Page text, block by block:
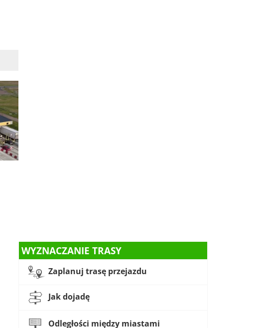
WYZNACZANIE TRASY
Zaplanuj trasę przejazdu
Jak dojadę
Odległości między miastami